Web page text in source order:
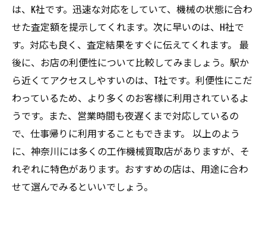
は、K社です。迅速な対応をしていて、機械の状態に合わ
せた査定額を提示してくれます。次に早いのは、H社で
す。対応も良く、査定結果をすぐに伝えてくれます。 最
後に、お店の利便性について比較してみましょう。駅か
ら近くてアクセスしやすいのは、T社です。利便性にこだ
わっているため、より多くのお客様に利用されているよ
うです。また、営業時間も夜遅くまで対応しているの
で、仕事帰りに利用することもできます。 以上のよう
に、神奈川には多くの工作機械買取店がありますが、そ
れぞれに特色があります。おすすめの店は、用途に合わ
せて選んでみるといいでしょう。